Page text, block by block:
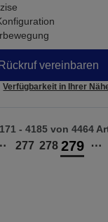
Rückruf vereinbaren
Verfügbarkeit in Ihrer
277 278 279 ⋯
- 4185 von 4464